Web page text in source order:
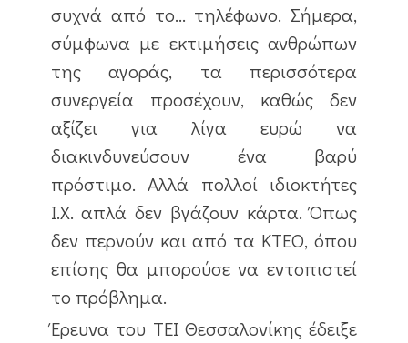
συχνά από το… τηλέφωνο. Σήμερα,
σύμφωνα με εκτιμήσεις ανθρώπων
της αγοράς, τα περισσότερα
συνεργεία προσέχουν, καθώς δεν
αξίζει για λίγα ευρώ να
διακινδυνεύσουν ένα βαρύ
πρόστιμο. Αλλά πολλοί ιδιοκτήτες
Ι.Χ. απλά δεν βγάζουν κάρτα. Όπως
δεν περνούν και από τα ΚΤΕΟ, όπου
επίσης θα μπορούσε να εντοπιστεί
το πρόβλημα.
Έρευνα του ΤΕΙ Θεσσαλονίκης έδειξε